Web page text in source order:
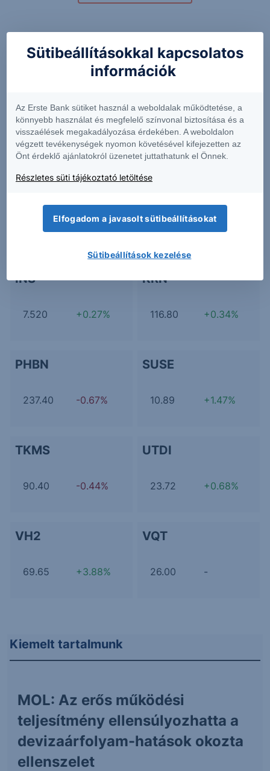
Kapcsolódó termékek
12DA
387.7 +0.09%
BIRG
17.13 +0.06%
2303 +0.56%
INS
7.520 +0.27%
KRN
116.80 +0.34%
PHBN
237.40 -0.67%
SUSE
10.89 +1.47%
TKMS
90.40 -0.44%
UTDI
23.72 +0.68%
VH2
69.65 +3.88%
VQT
26.00 -
Kiemelt tartalmunk
MOL: Az erős működési
teljesítmény ellensúlyozhatta a
devizaárfolyam-hatások okozta
ellenszelet
Sütibeállításokkal kapcsolatos
információk
Az Erste Bank sütiket használ a weboldalak működtetése, a
könnyebb használat és megfelelő színvonal biztosítása és a
visszaélések megakadályozása érdekében. A weboldalon
végzett tevékenységek nyomon követésével kifejezetten az
Önt érdeklő ajánlatokról üzenetet juttathatunk el Önnek.
Részletes süti tájékoztató letöltése
Elfogadom a javasolt sütibeállításokat
Sütibeállítások kezelése